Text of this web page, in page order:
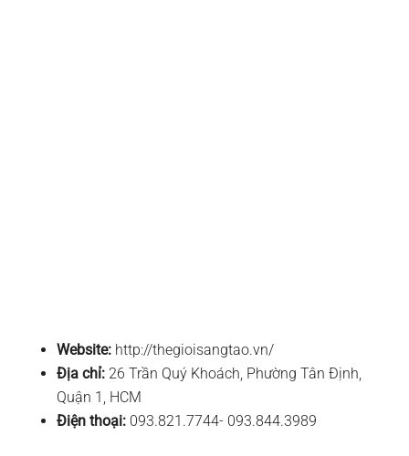
Website: http://thegioisangtao.vn/
Địa chỉ: 26 Trần Quý Khoách, Phường Tân Định,
Quận 1, HCM
Điện thoại: 093.821.7744- 093.844.3989